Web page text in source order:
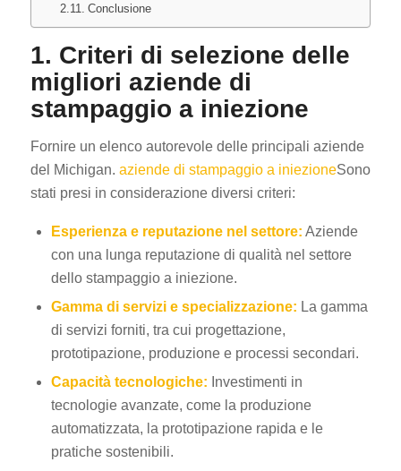
Conclusione
1. Criteri di selezione delle
migliori aziende di
stampaggio a iniezione
Fornire un elenco autorevole delle principali aziende
del Michigan. aziende di stampaggio a iniezioneSono
stati presi in considerazione diversi criteri:
Esperienza e reputazione nel settore: Aziende
con una lunga reputazione di qualità nel settore
dello stampaggio a iniezione.
Gamma di servizi e specializzazione: La gamma
di servizi forniti, tra cui progettazione,
prototipazione, produzione e processi secondari.
Capacità tecnologiche: Investimenti in
tecnologie avanzate, come la produzione
automatizzata, la prototipazione rapida e le
pratiche sostenibili.